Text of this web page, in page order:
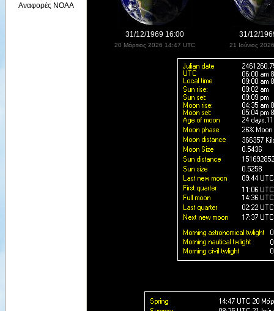
Αναφορές NOAA
31/12/1969 16:00
20 Μάρτιος 2026 14:47 UTC
31/12/
21 Ιούνιος